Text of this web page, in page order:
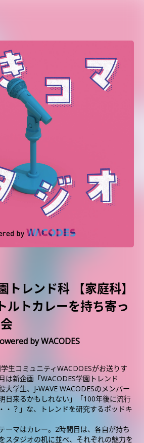
トレンド科 【家庭科】
ルトカレーを持ち寄っ
by WACODES
生コミュニティWACDOESがお送りす
は新企画「WACODES学園トレンド
大学生、J-WAVE WACODESのメンバー
日来るかもしれない」「100年後に流行
・？」な、トレンドを研究するポッドキ
ーマはカレー。2時間目は、各自が持ち
スタジオの机に並べ、それぞれの魅力を